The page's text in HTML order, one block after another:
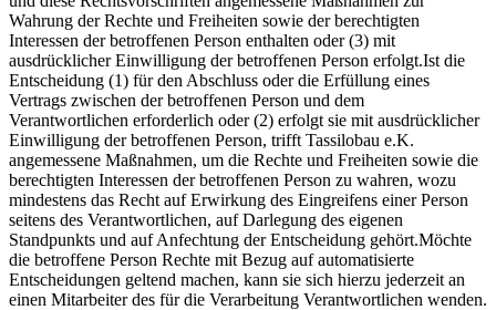
Wahrung der Rechte und Freiheiten sowie der berechtigten
Interessen der betroffenen Person enthalten oder (3) mit
ausdrücklicher Einwilligung der betroffenen Person erfolgt.Ist die
Entscheidung (1) für den Abschluss oder die Erfüllung eines
Vertrags zwischen der betroffenen Person und dem
Verantwortlichen erforderlich oder (2) erfolgt sie mit ausdrücklicher
Einwilligung der betroffenen Person, trifft Tassilobau e.K.
angemessene Maßnahmen, um die Rechte und Freiheiten sowie die
berechtigten Interessen der betroffenen Person zu wahren, wozu
mindestens das Recht auf Erwirkung des Eingreifens einer Person
seitens des Verantwortlichen, auf Darlegung des eigenen
Standpunkts und auf Anfechtung der Entscheidung gehört.Möchte
die betroffene Person Rechte mit Bezug auf automatisierte
Entscheidungen geltend machen, kann sie sich hierzu jederzeit an
einen Mitarbeiter des für die Verarbeitung Verantwortlichen wenden.